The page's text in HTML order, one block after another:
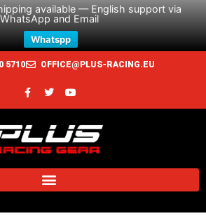
available — English support via
WhatsApp and Email
Whatspp
5710 OFFICE@PLUS-RACING.EU